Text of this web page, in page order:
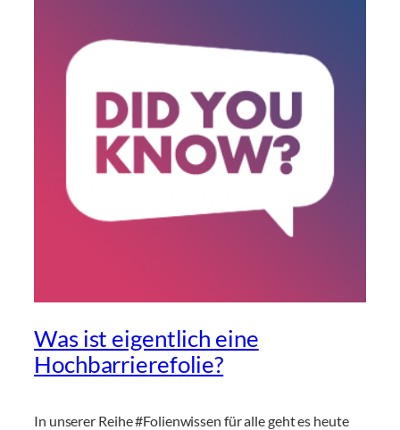
Was ist eigentlich eine
Hochbarrierefolie?
In unserer Reihe #Folienwissen für alle geht es heute